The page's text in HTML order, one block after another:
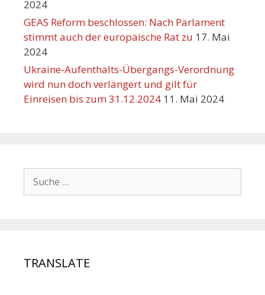
2024
GEAS Reform beschlossen: Nach Parlament
stimmt auch der europäische Rat zu 17. Mai
2024
Ukraine-Aufenthalts-Übergangs-Verordnung
wird nun doch verlängert und gilt für
Einreisen bis zum 31.12.2024 11. Mai 2024
TRANSLATE